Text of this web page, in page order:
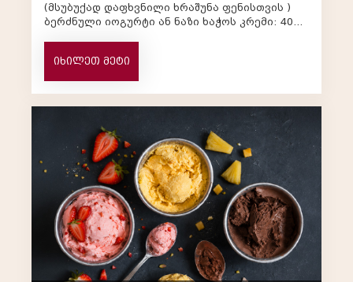
(მსუბუქად დაფხვნილი ხრაშუნა ფენისთვის )
ბერძნული იოგურტი ან ნაზი ხაჭოს კრემი: 400
იხილეთ მეტი